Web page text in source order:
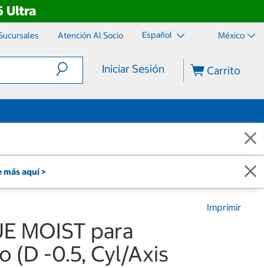
Ultra
Atención Al Socio Español México
Iniciar Sesión Carrito
más aquí >
Imprimir
MOIST para
(D -0.5, Cyl/Axis